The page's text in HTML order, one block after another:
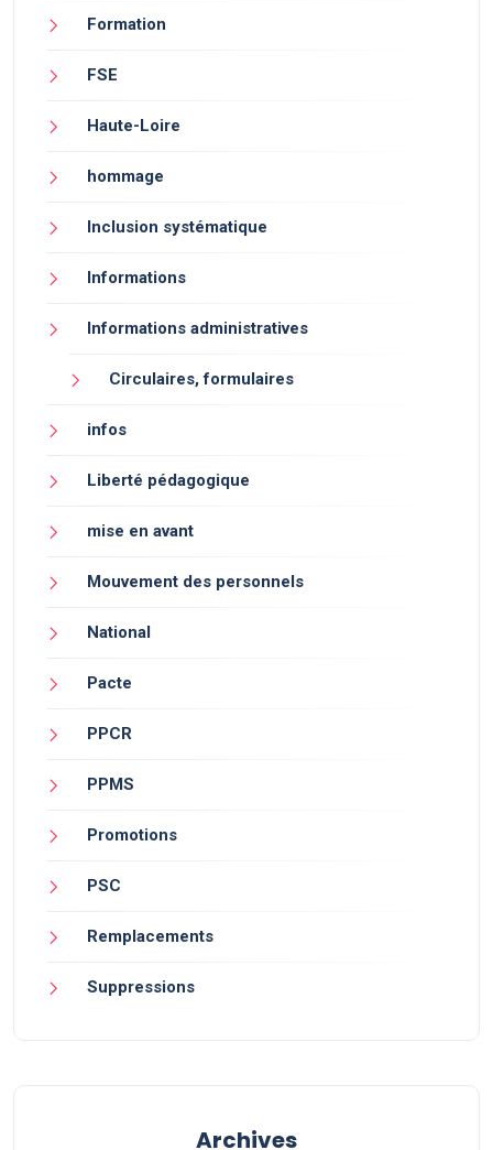
Formation
FSE
Haute-Loire
hommage
Inclusion systématique
Informations
Informations administratives
Circulaires, formulaires
infos
Liberté pédagogique
mise en avant
Mouvement des personnels
National
Pacte
PPCR
PPMS
Promotions
PSC
Remplacements
Suppressions
Archives